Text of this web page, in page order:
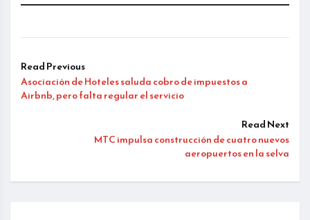
Read Previous
Asociación de Hoteles saluda cobro de impuestos a
Airbnb, pero falta regular el servicio
Read Next
MTC impulsa construcción de cuatro nuevos
aeropuertos en la selva